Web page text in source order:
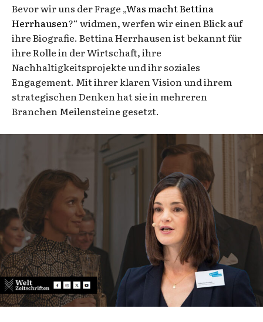
Bevor wir uns der Frage „Was macht Bettina
Herrhausen?“ widmen, werfen wir einen Blick auf
ihre Biografie. Bettina Herrhausen ist bekannt für
ihre Rolle in der Wirtschaft, ihre
Nachhaltigkeitsprojekte und ihr soziales
Engagement. Mit ihrer klaren Vision und ihrem
strategischen Denken hat sie in mehreren
Branchen Meilensteine gesetzt.